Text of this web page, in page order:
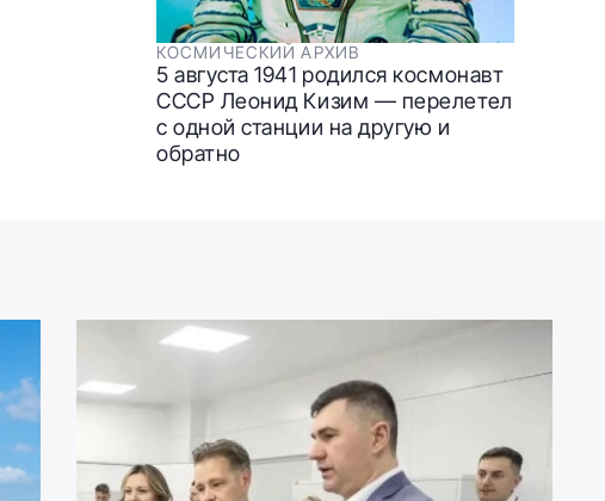
КОСМИЧЕСКИЙ АРХИВ
5 августа 1941 родился космонавт
СССР Леонид Кизим — перелетел
с одной станции на другую и
обратно